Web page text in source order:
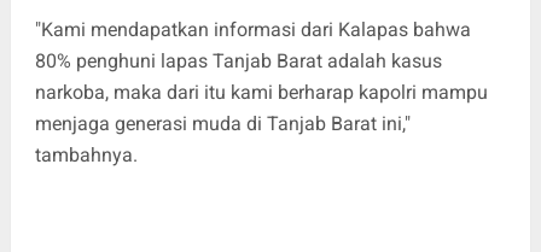
"Kami mendapatkan informasi dari Kalapas bahwa
80% penghuni lapas Tanjab Barat adalah kasus
narkoba, maka dari itu kami berharap kapolri mampu
menjaga generasi muda di Tanjab Barat ini,"
tambahnya.